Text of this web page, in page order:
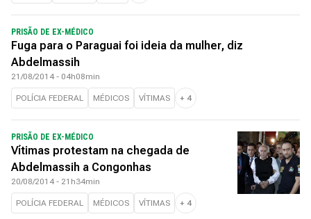
PRISÃO DE EX-MÉDICO
Fuga para o Paraguai foi ideia da mulher, diz
Abdelmassih
21/08/2014 - 04h08min
POLÍCIA FEDERAL MÉDICOS VÍTIMAS + 4
PRISÃO DE EX-MÉDICO
Vítimas protestam na chegada de
Abdelmassih a Congonhas
20/08/2014 - 21h34min
POLÍCIA FEDERAL MÉDICOS VÍTIMAS + 4